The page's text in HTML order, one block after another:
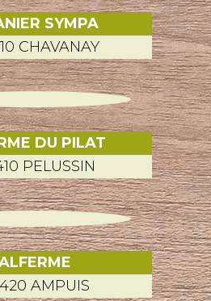
SYMPA
CHAVANAY
DU PILAT
PELUSSIN
AMPUIS